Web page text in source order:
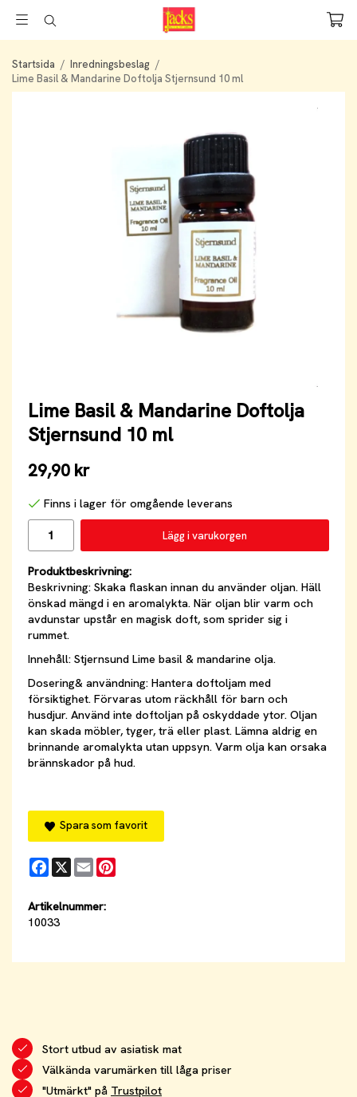
Startsida / Inredningsbeslag /
Lime Basil & Mandarine Doftolja Stjernsund 10 ml
Lime Basil & Mandarine Doftolja
Stjernsund 10 ml
29,90 kr
Finns i lager för omgående leverans
Lägg i varukorgen
Produktbeskrivning:
Beskrivning: Skaka flaskan innan du använder oljan. Häll
önskad mängd i en aromalykta. När oljan blir varm och
avdunstar upstår en magisk doft, som sprider sig i
rummet.
Innehåll: Stjernsund Lime basil & mandarine olja.
Dosering& användning: Hantera doftoljam med
försiktighet. Förvaras utom räckhåll för barn och
husdjur. Använd inte doftoljan på oskyddade ytor. Oljan
kan skada möbler, tyger, trä eller plast. Lämna aldrig en
brinnande aromalykta utan uppsyn. Varm olja kan orsaka
brännskador på hud.
Spara som favorit
Facebook
X Email
Artikelnummer:
10033
Stort utbud av asiatisk mat
Välkända varumärken till låga priser
"Utmärkt" på Trustpilot